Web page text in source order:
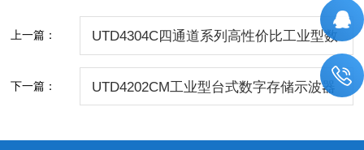
上一篇： UTD4304C四通道系列高性价比工业型数
下一篇： UTD4202CM工业型台式数字存储示波器